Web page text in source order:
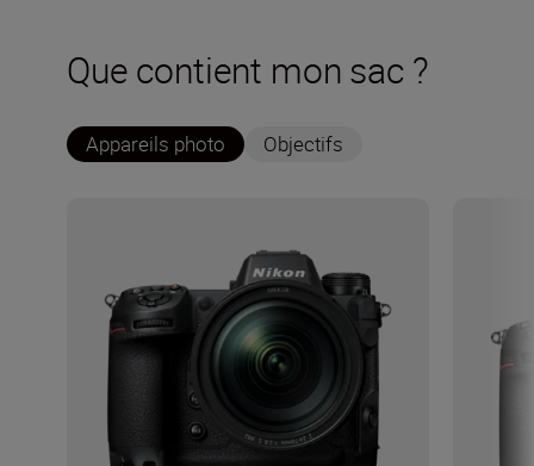
Que contient mon sac ?
Appareils photo Objectifs